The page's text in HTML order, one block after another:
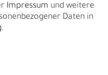
Service-Team.
Impressum und weitere
Daten in
.